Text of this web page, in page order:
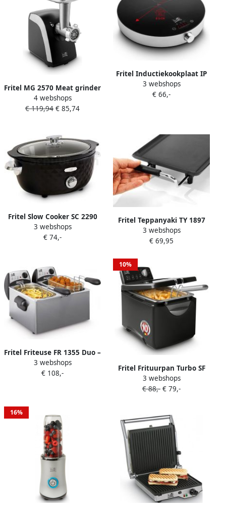
Fritel MG 2570 Meat grinder
vleesmolen 400W + 3
metalen maalroosters
4 webshops
€ 119,94 € 85,74
Fritel Inductiekookplaat IP
1266 Draagbare Kookplaat
Kookoppervlak Inductie
3 webshops
€ 66,-
Fritel Slow Cooker SC 2290
Elektrische Stoofpot Crock
Pot 5 5L 210W 4 tot 8 Pers.
3 webshops
€ 74,-
Fritel Teppanyaki TY 1897
Bakplaat XXL Tafelgrill
90x22 cm 1800W 5 Standen
3 webshops
€ 69,95
Fritel Friteuse FR 1355 Duo –
Dubbele Frituurtoestel
Frituurpan Friteuse dubbel
3 webshops
€ 108,-
10%
Fritel Frituurpan Turbo SF
4178 Frietketel met
Filterdeksel Friteuse voor
Kijkvenster 2300W 3L
3 webshops
€ 88,- € 79,-
16%